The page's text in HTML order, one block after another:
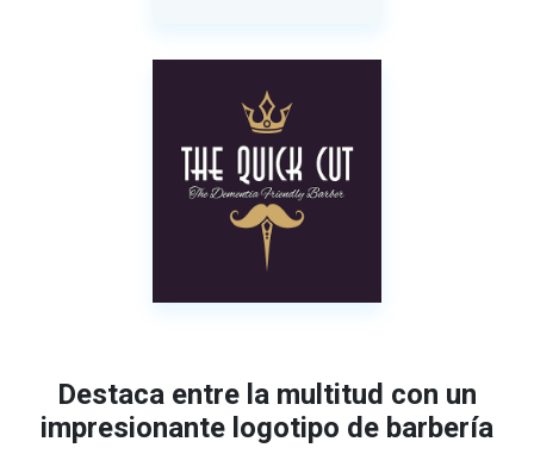
Destaca entre la multitud con un
impresionante logotipo de barbería